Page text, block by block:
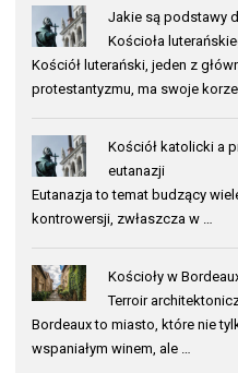
Jakie są podstawy
Kościoła
Kościół luterański, jeden z
protestantyzmu, ma swoje
Kościół katolicki a
eutanazji
Eutanazja to temat budzący
kontrowersji, zwłaszcza w …
Kościoły w
Terroir
Bordeaux to miasto, które nie
wspaniałym winem, ale …